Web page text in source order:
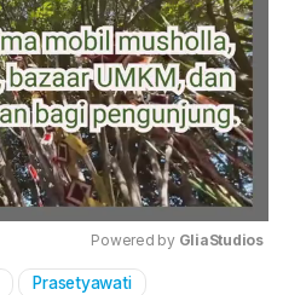
Powered by GliaStudios
Prasetyawati